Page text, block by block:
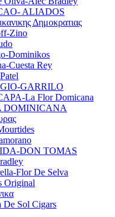
ALIADOS
Δημοκρατιας
Zino
Dominikos
Cuesta Rey
GARRILO
La Flor Domicana
DOMINICANA
DON TOMAS
Flor De Selva
Original
De Sol Cigars